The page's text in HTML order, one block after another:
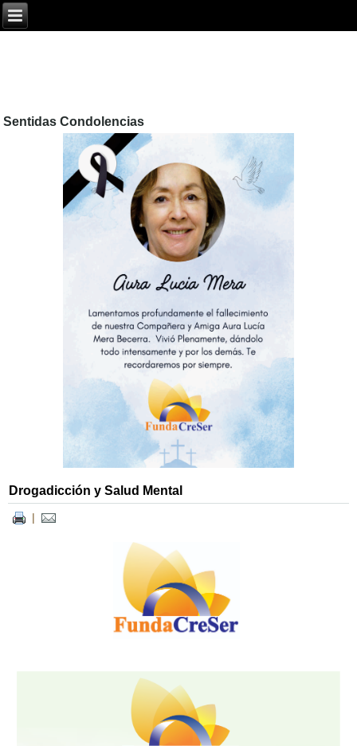
Sentidas Condolencias
Drogadicción y Salud Mental
|